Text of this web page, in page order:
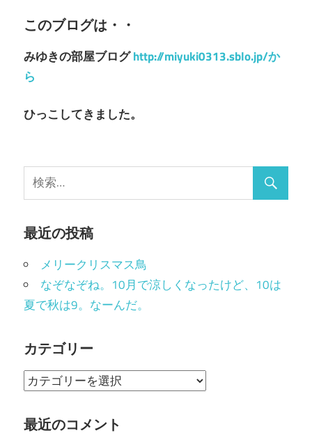
このブログは・・
みゆきの部屋ブログhttp://miyuki0313.sblo.jp/か
ら
ひっこしてきました。
最近の投稿
メリークリスマス鳥
なぞなぞね。10月で涼しくなったけど、10は
夏で秋は9。なーんだ。
カテゴリー
カ
ゴ
最近のコメント